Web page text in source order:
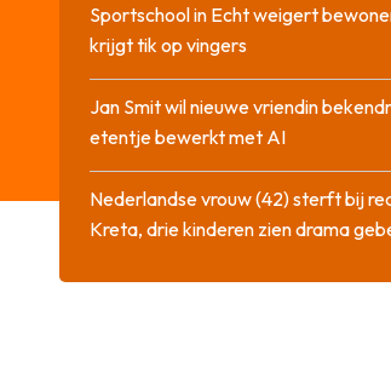
Sportschool in Echt weigert
krijgt tik op vingers
Jan Smit wil nieuwe vriendin
etentje bewerkt met AI
Nederlandse vrouw (42) sterft bij
Kreta, drie kinderen zien drama